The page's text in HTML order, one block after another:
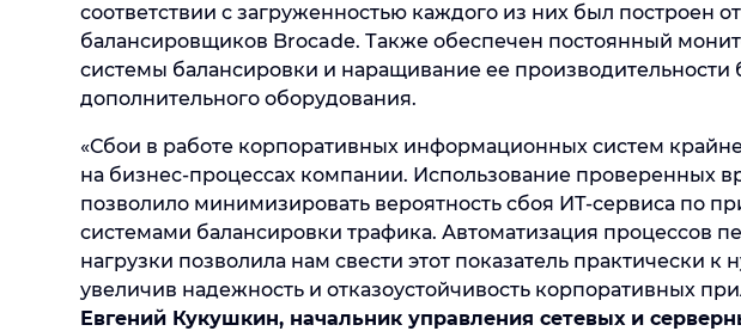
соответствии с загруженностью каждого из них был построен
балансировщиков Brocade. Также обеспечен постоянный
системы балансировки и наращивание ее производительности
дополнительного оборудования.
«Сбои в работе корпоративных информационных систем
на бизнес-процессах компании. Использование проверенных
позволило минимизировать вероятность сбоя ИТ-сервиса по
системами балансировки трафика. Автоматизация процессов
нагрузки позволила нам свести этот показатель практически к
увеличив надежность и отказоустойчивость корпоративных
Евгений Кукушкин, начальник управления сетевых и